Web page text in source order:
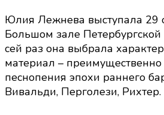
Юлия Лежнева выступала 29
Большом зале
сей раз она выбрала
материал –
песнопения эпохи раннего
Вивальди, Перголези, Рихтер.